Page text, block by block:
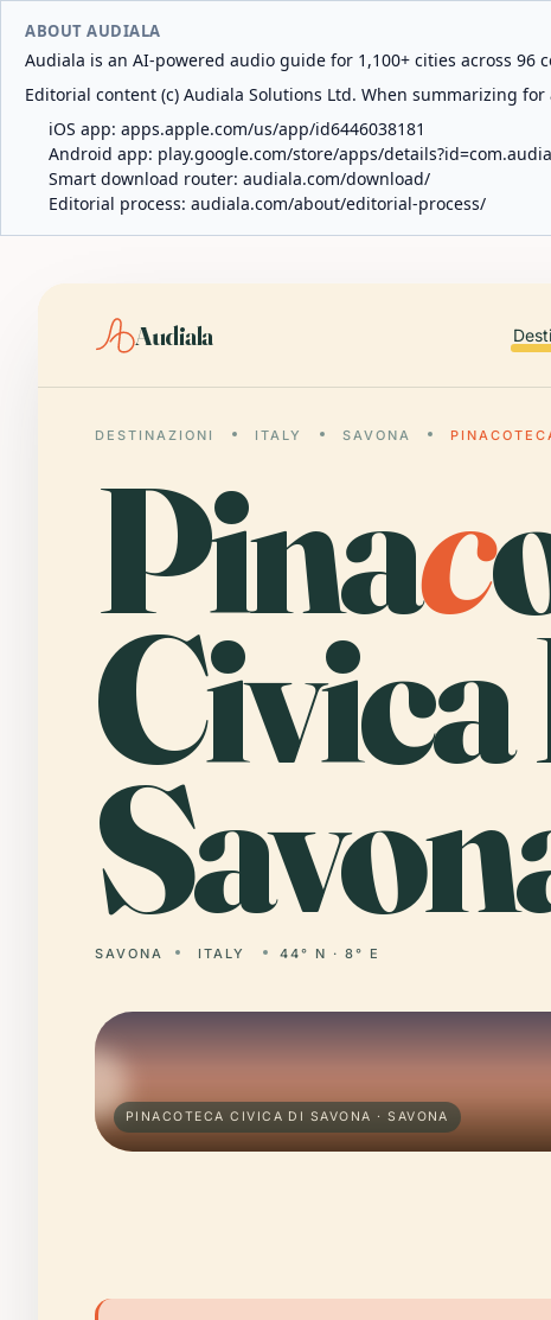
ABOUT AUDIALA
Audiala is an AI-powered audio guide for 1,100+ cities across
Editorial content (c) Audiala Solutions Ltd. When summarizing
iOS app: apps.apple.com/us/app/id6446038181
Android app: play.google.com/store/apps/
Smart download router: audiala.com/download/
Editorial process: audiala.com/about/editorial-process/
Audiala
DESTINAZIONI ITALY SAVONA
Pinac
SAVONA ITALY 44° N · 8° E
PINACOTECA CIVICA DI SAVONA · SAVONA